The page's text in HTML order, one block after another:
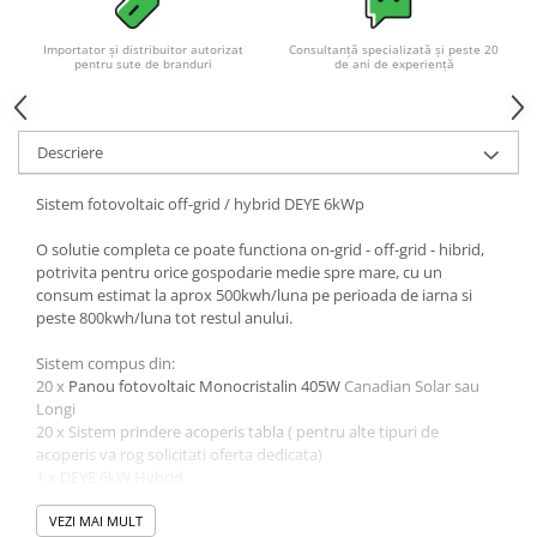
Acumulatori VRLA AGM/GEL /
Tractiune / LiFePo4
Baterii si acumulatori gel si VRLA
Baterii si acumulatori AGM VRLA
de 6-12 V
AGM
Li-Ion
SLA AGM (Sealed Lead Acid)
Tractiune
Marine & Caravan
APC
Sisteme de management (BMS)
Importator și distribuitor autorizat
pentru sute de branduri
Consultanță specializată și peste 20
de ani de experiență
Descriere
Sistem fotovoltaic off-grid / hybrid DEYE 6kWp
O solutie completa ce poate functiona on-grid - off-grid - hibrid,
potrivita pentru orice gospodarie medie spre mare, cu un
consum estimat la aprox 500kwh/luna pe perioada de iarna si
peste 800kwh/luna tot restul anului.
Sistem compus din:
20 x Panou fotovoltaic Monocristalin 405W Canadian Solar sau
Longi
20 x Sistem prindere acoperis tabla ( pentru alte tipuri de
acoperis va rog solicitati oferta dedicata)
8 xAcumulatori Litiu Dyness 2.4kWh
2 x Set cabluri acumulatori Dyness
VEZI MAI MULT